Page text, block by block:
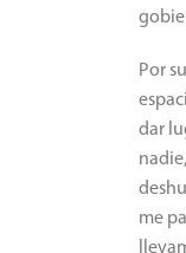
Por
dar
me